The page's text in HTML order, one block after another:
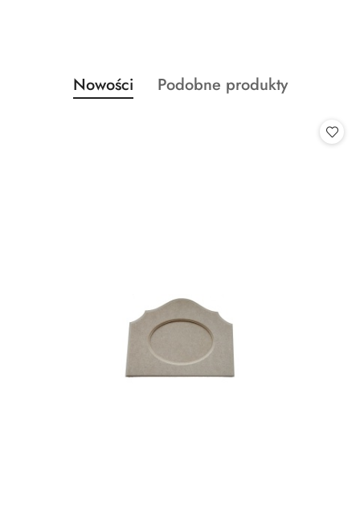
Pomiń karuzelę produktów
Produkty
o
Nowości
Produkty
Podobne produkty